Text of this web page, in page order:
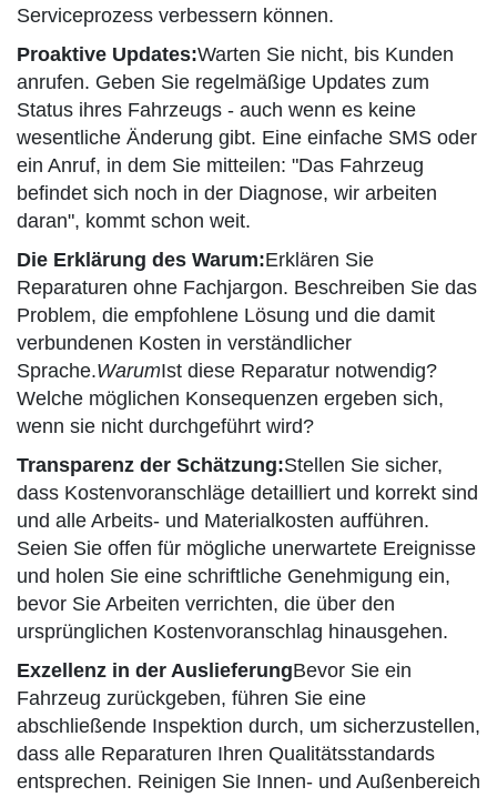
Serviceprozess verbessern können.
Proaktive Updates:Warten Sie nicht, bis Kunden
anrufen. Geben Sie regelmäßige Updates zum
Status ihres Fahrzeugs - auch wenn es keine
wesentliche Änderung gibt. Eine einfache SMS oder
ein Anruf, in dem Sie mitteilen: "Das Fahrzeug
befindet sich noch in der Diagnose, wir arbeiten
daran", kommt schon weit.
Die Erklärung des Warum:Erklären Sie
Reparaturen ohne Fachjargon. Beschreiben Sie das
Problem, die empfohlene Lösung und die damit
verbundenen Kosten in verständlicher
Sprache.WarumIst diese Reparatur notwendig?
Welche möglichen Konsequenzen ergeben sich,
wenn sie nicht durchgeführt wird?
Transparenz der Schätzung:Stellen Sie sicher,
dass Kostenvoranschläge detailliert und korrekt sind
und alle Arbeits- und Materialkosten aufführen.
Seien Sie offen für mögliche unerwartete Ereignisse
und holen Sie eine schriftliche Genehmigung ein,
bevor Sie Arbeiten verrichten, die über den
ursprünglichen Kostenvoranschlag hinausgehen.
Exzellenz in der AuslieferungBevor Sie ein
Fahrzeug zurückgeben, führen Sie eine
abschließende Inspektion durch, um sicherzustellen,
dass alle Reparaturen Ihren Qualitätsstandards
entsprechen. Reinigen Sie Innen- und Außenbereich